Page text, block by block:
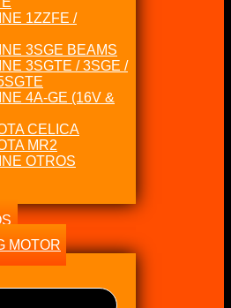
1ZZFE /
3SGE BEAMS
3SGTE / 3SGE /
4A-GE (16V &
CELICA
MR2
OTROS
MOTOR